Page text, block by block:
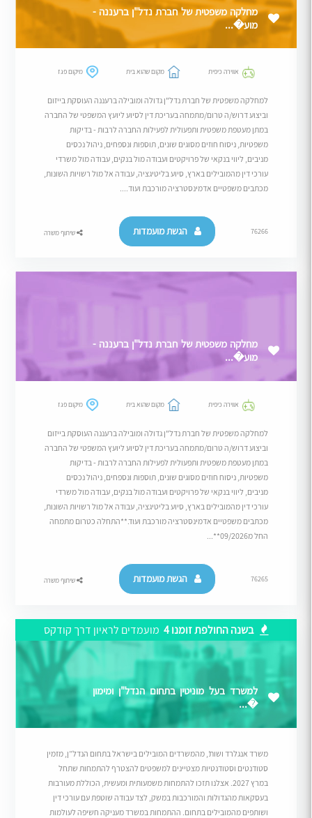
מחלקה משפטית של חברת נדל"ן ברעננה -
מוע�...
אווירה כיפית מקום שהוא בית מיקום פגז
למחלקה משפטית של חברת נדל"ן גדולה ומובילה ברעננה העוסקת בייזום
וביצוע דרוש/ה טרום/מתמחה בעריכת דין לסיוע ליועץ המשפטי של החברה
במתן מעטפת משפטית ותפעולית לפעילות החברה לרבות - בדיקות
משפטיות, ניסוח חוזים מסוגים שונים, תוספות ונספחים, ניהול נכסים
מניבים, ליווי בנקאי של פרויקטים ועבודה מול בנקים, עבודה מול משרדי
עורכי דין מהמובילים בארץ, סיוע בליטיגציה, עבודה אל מול רשויות השונות,
מכתבים משפטיים אדמינסטרציה מורכבת ועוד....
76266 הגשת מועמדות שיתוף משרה
מחלקה משפטית של חברת נדל"ן ברעננה -
מוע�...
אווירה כיפית מקום שהוא בית מיקום פגז
למחלקה משפטית של חברת נדל"ן גדולה ומובילה ברעננה העוסקת בייזום
וביצוע דרוש/ה טרום/מתמחה בעריכת דין לסיוע ליועץ המשפטי של החברה
במתן מעטפת משפטית ותפעולית לפעילות החברה לרבות - בדיקות
משפטיות, ניסוח חוזים מסוגים שונים, תוספות ונספחים, ניהול נכסים
מניבים, ליווי בנקאי של פרויקטים ועבודה מול בנקים, עבודה מול משרדי
עורכי דין מהמובילים בארץ, סיוע בליטיגציה, עבודה אל מול רשויות השונות,
מכתבים משפטיים אדמינסטרציה מורכבת ועוד.**התחלה כטרום מתמחה
החל מ09/2026**...
76265 הגשת מועמדות שיתוף משרה
בשנה החולפת זומנו 4 מועמדים לראיון דרך קודקס
למשרד בעל מוניטין בתחום הנדל"ן ומימון
�...
משרד אנגלרד ושות’, מהמשרדים המובילים בישראל בתחום הנדל”ן, מזמין
סטודנטים וסטודנטיות מצטיינים למשפטים להצטרף להתמחות שתחל
במרץ 2027. אצלנו תזכו להתמחות משמעותית ומעשית, הכוללת מעורבות
בעסקאות מהגדולות והמורכבות במשק, לצד עבודה שוטפת עם עורכי דין
ושותפים מהמובילים בתחום. ההתמחות במשרד מעניקה חשיפה לעולמות